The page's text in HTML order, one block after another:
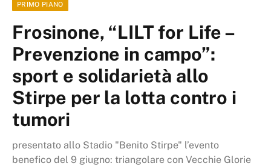
PRIMO PIANO
Frosinone, “LILT for Life –
Prevenzione in campo”:
sport e solidarietà allo
Stirpe per la lotta contro i
tumori
presentato allo Stadio "Benito Stirpe" l’evento
benefico del 9 giugno: triangolare con Vecchie Glorie